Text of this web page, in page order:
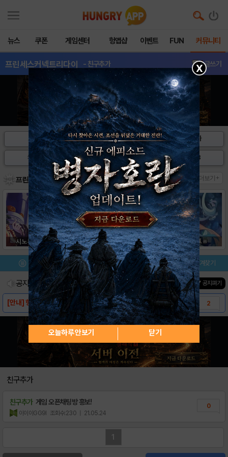
뉴스 쿠폰 게임센터 헝앱샵 이벤트 FUN 커뮤니티
프린세스커넥트리다이 - 친구추가 글쓰기
소식&정보 공략&팁 캐릭터 평가
캐릭터 DB 퀘스트 DB 아이템 DB
프린세스 커넥트 리다이브 - 헝그리앱 핫이슈 더보기+
메뉴 이벤트/미션 설치/평가 즐겨찾기
공지사항 진행중인 이벤트0 건 ▼ 공지펴기
[안내] 헝그리앱 게임 백과사전 어플 2
[안내] 거래글은 교환/나눔 카테고리에 올려주..
[리세] (한)프리코네 리세마라 방법
[리세] 추천 목록-19.11.29 수정 2
[공략] 입문자용 길라잡이
[공략] 아레나 가이드
친구추가
친구추가 게임 오픈채팅방 홍보!
이이이GG9I 조회수:230 | 21.05.24
0
1
X
오늘하루 안보기 닫기